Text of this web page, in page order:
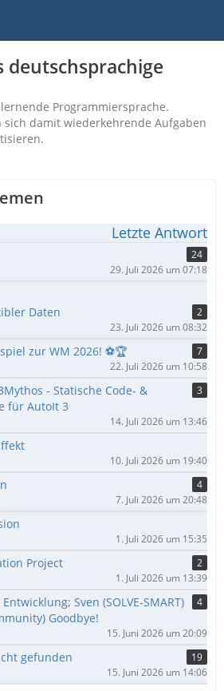
deutschsprachige
Programmiersprache.
sich damit wiederkehrende Aufgaben
Letzte Antwort
24
29. Juli 2026 um 07:18
Daten
2
23. Juli 2026 um 08:32
zur WM 2026! ⚽🏆
7
22. Juli 2026 um 10:58
- Statische Code- &
für AutoIt 3
3
14. Juli 2026 um 13:46
10. Juli 2026 um 19:40
4
7. Juli 2026 um 20:48
1. Juli 2026 um 15:35
Project
2
1. Juli 2026 um 13:39
Sven (SOLVE-SMART)
Goodbye!
4
15. Juni 2026 um 20:09
gefunden
19
15. Juni 2026 um 14:06